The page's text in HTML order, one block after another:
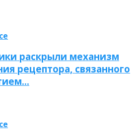
раскрыли механизм
рецептора, связанного